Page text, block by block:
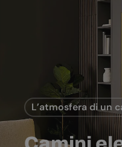
L’atmosfera di un